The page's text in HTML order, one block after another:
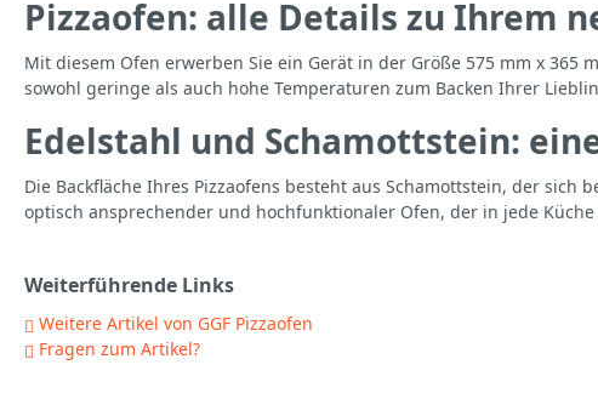
Pizzaofen: alle Details zu Ihrem
Mit diesem Ofen erwerben Sie ein Gerät in der Größe 575 mm x 365
sowohl geringe als auch hohe Temperaturen zum Backen Ihrer
Edelstahl und Schamottstein:
Die Backfläche Ihres Pizzaofens besteht aus Schamottstein, der
optisch ansprechender und hochfunktionaler Ofen, der in jede Küche
Weiterführende Links
Weitere Artikel von GGF Pizzaofen
Fragen zum Artikel?